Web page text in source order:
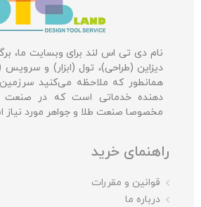
نام دی تی اس لند برای وبسایت ما،
دیزاین (طراحی)، تول (ابزار) و
همانطور که ملاحظه می‌کنید
دهنده خدماتی است که در صنعت
مخصوصا صنعت طلا و جواهر مورد نیاز
راهنمای خرید
قوانین و مقررات
درباره ما